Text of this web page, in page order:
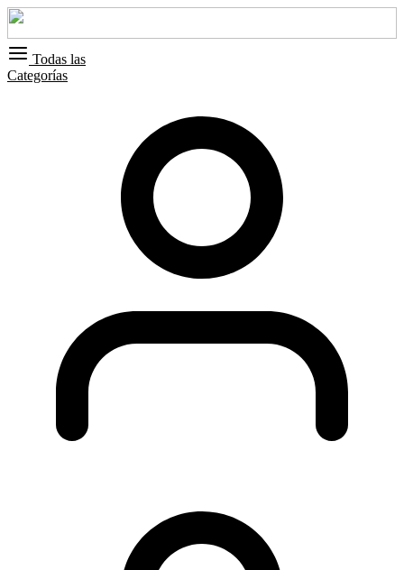
Todas las
Categorías